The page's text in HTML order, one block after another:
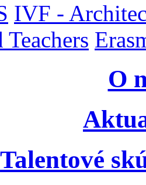
IVF -
O
Talentové